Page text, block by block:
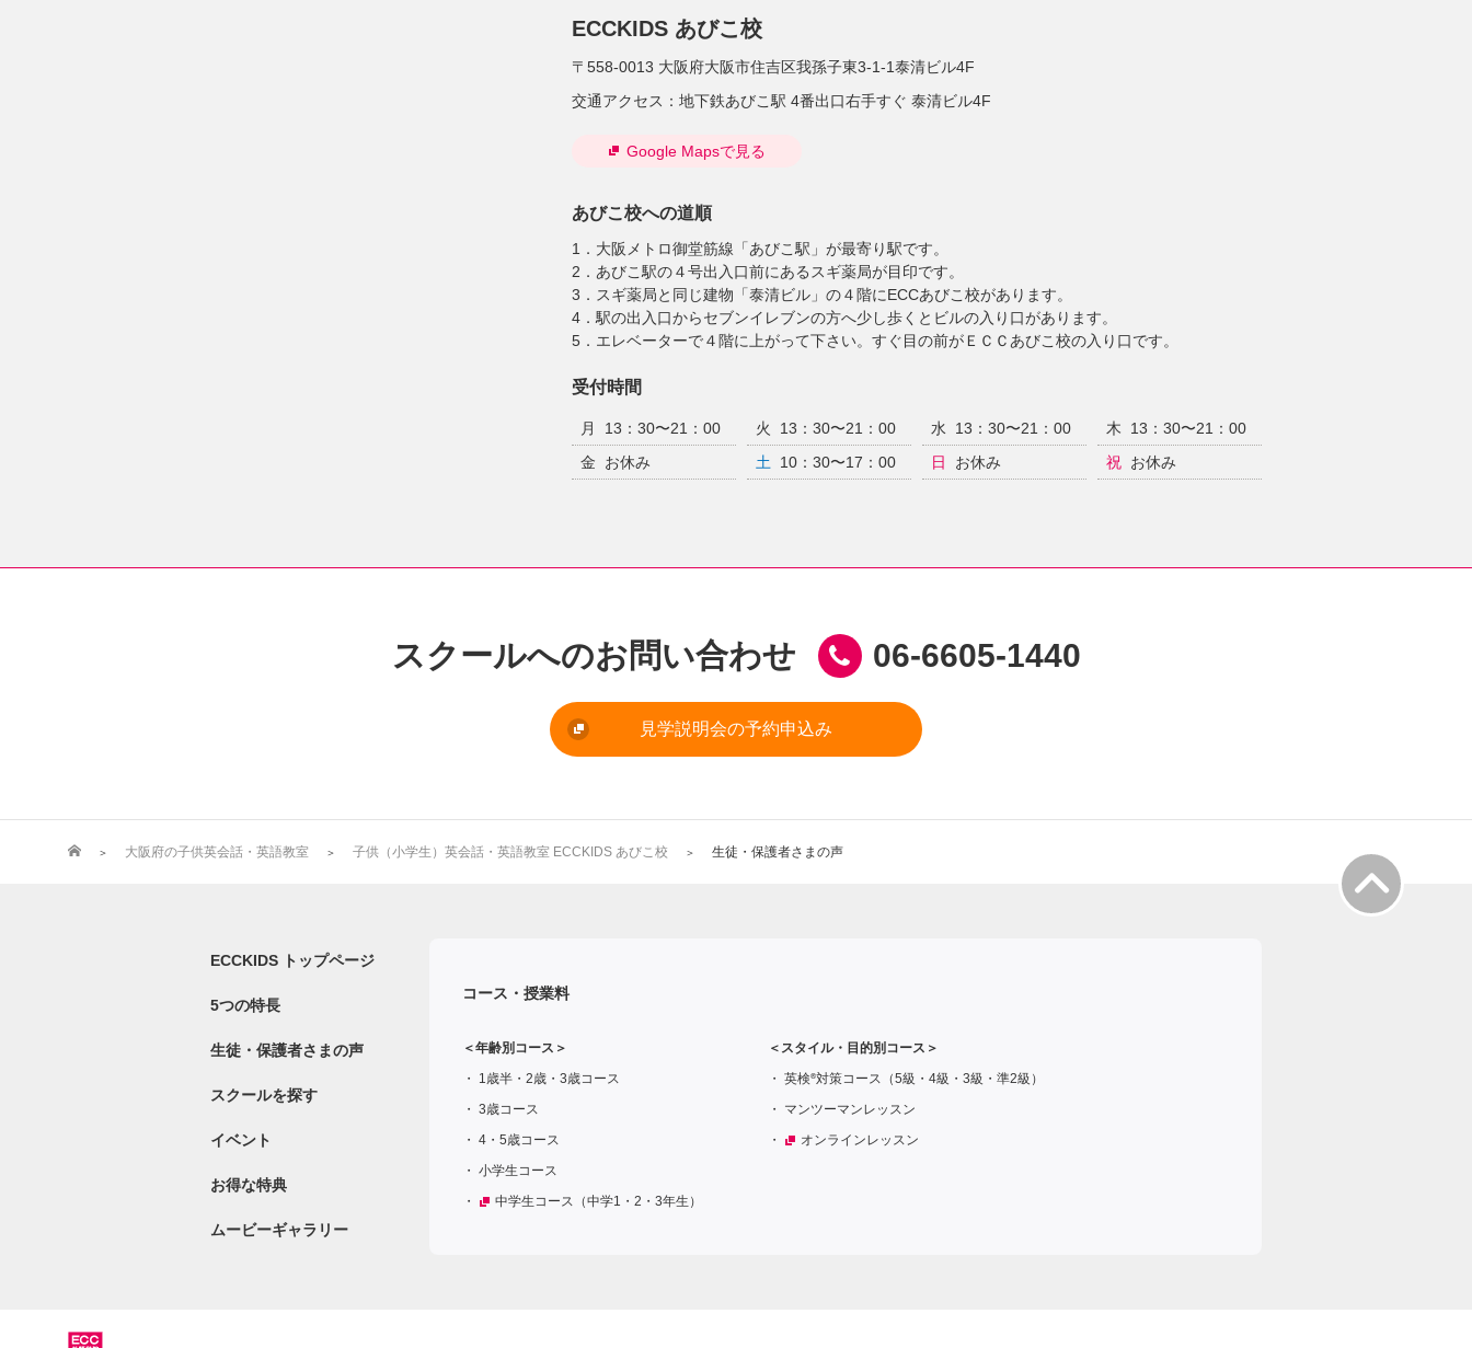
ECCKIDS あびこ校
〒558-0013 大阪府大阪市住吉区我孫子東3-1-1泰清ビル4F
交通アクセス： 地下鉄あびこ駅 4番出口右手すぐ 泰清ビル4F
Google Mapsで見る
あびこ校への道順
1．大阪メトロ御堂筋線「あびこ駅」が最寄り駅です。
2．あびこ駅の４号出入口前にあるスギ薬局が目印です。
3．スギ薬局と同じ建物「泰清ビル」の４階にECCあびこ校があります。
4．駅の出入口からセブンイレブンの方へ少し歩くとビルの入り口があります。
5．エレベーターで４階に上がって下さい。すぐ目の前がＥＣＣあびこ校の入り口です。
受付時間
月 13：30〜21：00 火 13：30〜21：00 水 13：30〜21：00 木
13：30〜21：00
金
お休み 土 10：30〜17：00 日 お休み 祝 お休み
スクールへのお問い合わせ 06-6605-1440
見学説明会の予約申込み
大阪府の子供英会話・英語教室 子供（小学生）英会話・英語教室 ECCKIDS あびこ校 生徒・保護者さまの声
ECCKIDS トップページ
5つの特長
生徒・保護者さまの声
スクールを探す
イベント
お得な特典
ムービーギャラリー
コース・授業料
＜年齢別コース＞
1歳半・2歳・3歳コース
3歳コース
4・5歳コース
小学生コース
中学生コース（中学1・2・3年生）
＜スタイル・目的別コース＞
英検®対策コース（5級・4級・3級・準2級）
マンツーマンレッスン
オンラインレッスン